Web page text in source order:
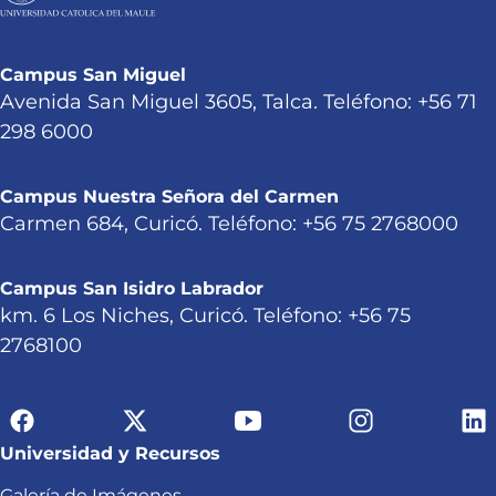
Campus San Miguel
Avenida San Miguel 3605, Talca. Teléfono: +56 71
298 6000
Campus Nuestra Señora del Carmen
Carmen 684, Curicó. Teléfono: +56 75 2768000
Campus San Isidro Labrador
km. 6 Los Niches, Curicó. Teléfono: +56 75
2768100
Universidad y Recursos